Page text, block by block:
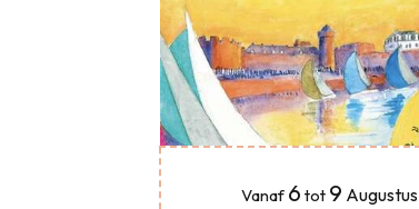
Vanaf 6 tot 9 Augustus